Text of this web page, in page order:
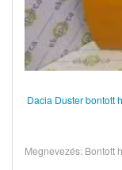
Dacia Duster bontott
Megnevezés: Bontott